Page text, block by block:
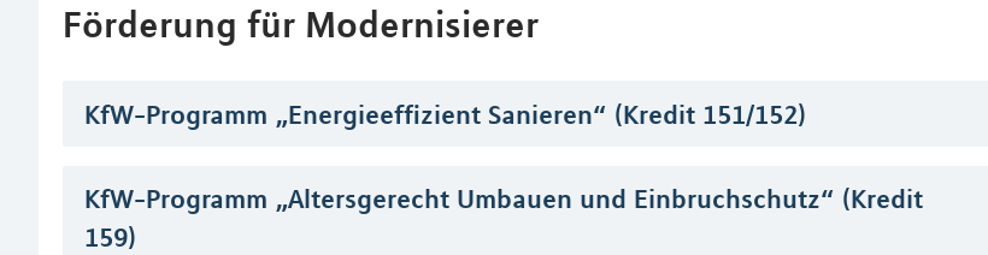
Förderung für Modernisierer
KfW-Programm „Energieeffizient Sanieren“ (Kredit 151/152)
KfW-Programm „Altersgerecht Umbauen und Einbruchschutz“ (Kredit
159)